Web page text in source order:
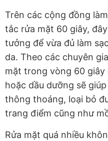
Trên các cộng đồng
tắc rửa mặt 60 giây,
tưởng để vừa đủ làm
da. Theo các chuyên
mặt trong vòng 60 giây
hoặc dầu dưỡng sẽ
thông thoáng, loại bỏ
trang điểm cũng như
Rửa mặt quá nhiều